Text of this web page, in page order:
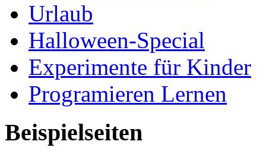
Urlaub
Halloween-Special
Experimente für Kinder
Programieren Lernen
Beispielseiten